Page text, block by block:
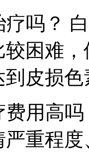
疗吗？
较困难
皮损
费用高
重程